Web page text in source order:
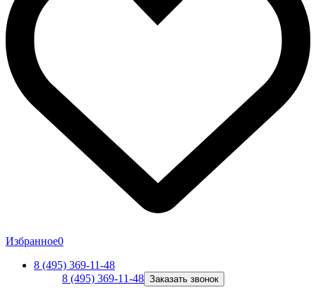
Избранное0
8 (495) 369-11-48
8 (495) 369-11-48 Заказать звонок